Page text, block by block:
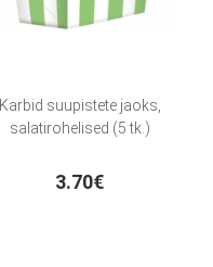
Karbid suupistete jaoks,
salatirohelised (5 tk.)
3.70€